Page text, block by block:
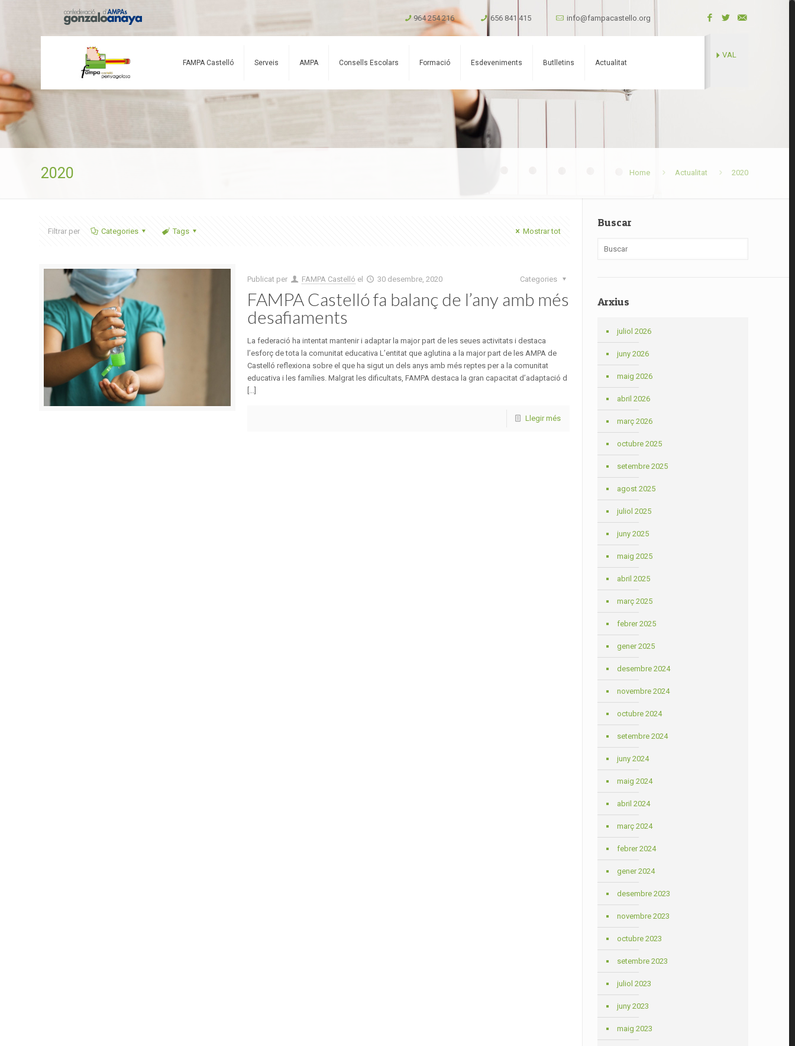
964 254 216 656 841 415 info@fampacastello.org
FAMPA Castelló Serveis AMPA Consells Escolars Formació Esdeveniments Butlletins Actualitat
VAL
2020 Home Actualitat 2020
Filtrar per Categories Tags Mostrar tot
Publicat per FAMPA Castelló el 30 desembre, 2020 Categories
FAMPA Castelló fa balanç de l’any amb més
desafiaments
La federació ha intentat mantenir i adaptar la major part de les seues activitats i destaca
l’esforç de tota la comunitat educativa L’entitat que aglutina a la major part de les AMPA de
Castelló reflexiona sobre el que ha sigut un dels anys amb més reptes per a la comunitat
educativa i les famílies. Malgrat les dificultats, FAMPA destaca la gran capacitat d’adaptació d
[...]
Llegir més
Buscar
Arxius
juliol 2026
juny 2026
maig 2026
abril 2026
març 2026
octubre 2025
setembre 2025
agost 2025
juliol 2025
juny 2025
maig 2025
abril 2025
març 2025
febrer 2025
gener 2025
desembre 2024
novembre 2024
octubre 2024
setembre 2024
juny 2024
maig 2024
abril 2024
març 2024
febrer 2024
gener 2024
desembre 2023
novembre 2023
octubre 2023
setembre 2023
juliol 2023
juny 2023
maig 2023